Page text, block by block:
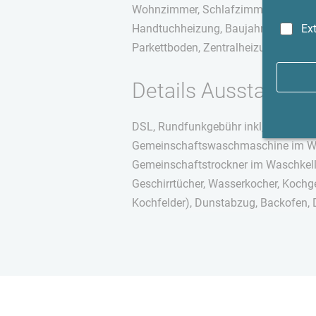
Wohnzimmer, Schlafzimmer, Küche
Handtuchheizung, Baujahr 1924,
Parkettboden, Zentralheizung,
Details Ausstattung
DSL, Rundfunkgebühr inkl, Smart-TV,
Gemeinschaftswaschmaschine im
Gemeinschaftstrockner im
Geschirrtücher, Wasserkocher,
Kochfelder), Dunstabzug, Backofen,